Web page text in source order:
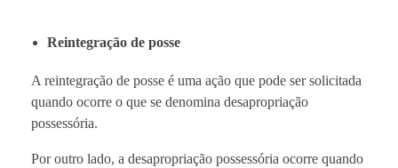
Reintegração de posse
A reintegração de posse é uma ação que pode ser solicitada
quando ocorre o que se denomina desapropriação
possessória.
Por outro lado, a desapropriação possessória ocorre quando